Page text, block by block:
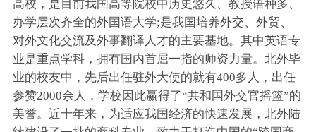
高校，是目前我国高等院校中历史悠久、教授语种多、
办学层次齐全的外国语大学;是我国培养外交、外贸、
对外文化交流及外事翻译人才的主要基地。其中英语专
业是重点学科，拥有国内首屈一指的师资力量。北外毕
业的校友中，先后出任驻外大使的就有400多人，出任
参赞2000余人，学校因此赢得了“共和国外交官摇篮”的
美誉。近十年来，为适应我国经济的快速发展，北外陆